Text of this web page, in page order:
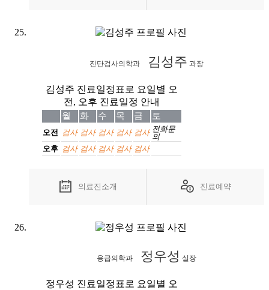
진단검사의학과 김성주 과장
의료진소개 진료예약
김성주 진료일정표로 요일별 오
전, 오후 진료일정 안내
월 화 수 목 금 토
오전 검사 검사 검사 검사 검사 전화문
의
오후 검사 검사 검사 검사 검사
응급의학과 정우성 실장
정우성 진료일정표로 요일별 오